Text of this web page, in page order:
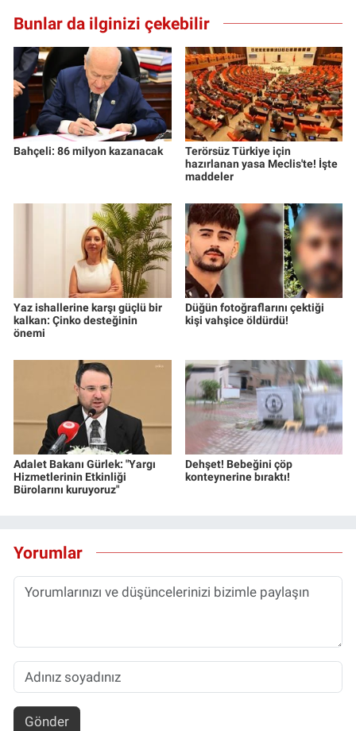
Bunlar da ilginizi çekebilir
Bahçeli: 86 milyon kazanacak
Terörsüz Türkiye için
hazırlanan yasa Meclis'te! İşte
maddeler
Yaz ishallerine karşı güçlü bir
kalkan: Çinko desteğinin
önemi
Düğün fotoğraflarını çektiği
kişi vahşice öldürdü!
Adalet Bakanı Gürlek: "Yargı
Hizmetlerinin Etkinliği
Bürolarını kuruyoruz"
Dehşet! Bebeğini çöp
konteynerine bıraktı!
Yorumlar
Gönder